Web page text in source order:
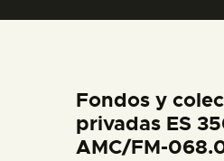
ESPAÑOL
Fondos y
privadas ES
AMC/FM-